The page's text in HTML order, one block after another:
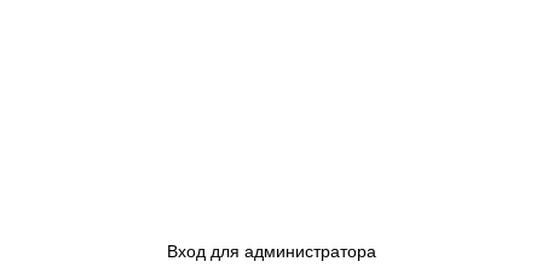
Вход для администратора